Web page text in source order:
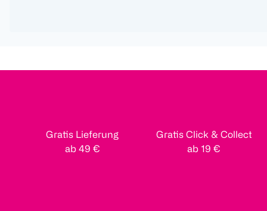
Gratis Lieferung
ab 49 €
Gratis Click & Collect
ab 19 €